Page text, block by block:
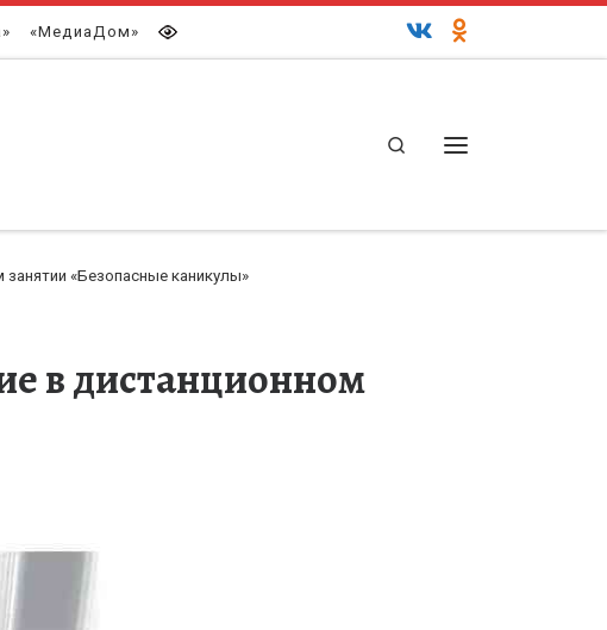
«МедиаДом»
Search
«Безопасные каникулы»
в дистанционном